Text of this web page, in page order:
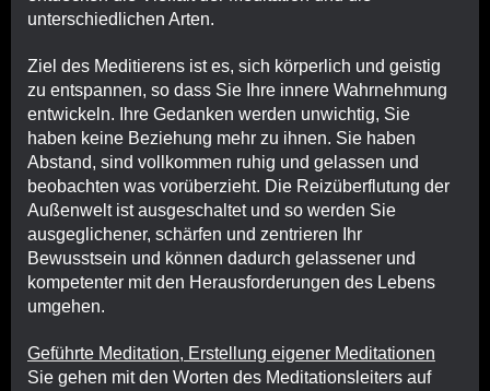
unterschiedlichen Arten.
Ziel des Meditierens ist es, sich körperlich und geistig
zu entspannen, so dass Sie Ihre innere Wahrnehmung
entwickeln. Ihre Gedanken werden unwichtig, Sie
haben keine Beziehung mehr zu ihnen. Sie haben
Abstand, sind vollkommen ruhig und gelassen und
beobachten was vorüberzieht. Die Reizüberflutung der
Außenwelt ist ausgeschaltet und so werden Sie
ausgeglichener, schärfen und zentrieren Ihr
Bewusstsein und können dadurch gelassener und
kompetenter mit den Herausforderungen des Lebens
umgehen.
Geführte Meditation, Erstellung eigener Meditationen
Sie gehen mit den Worten des Meditationsleiters auf